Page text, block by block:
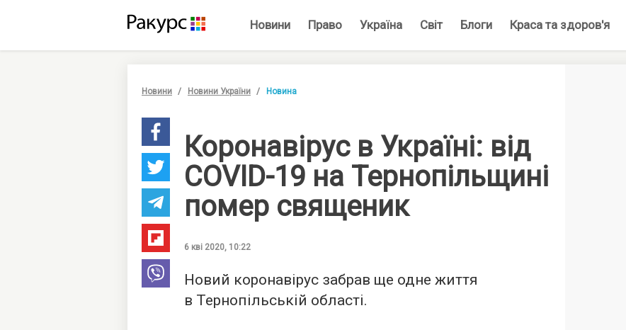
Новини Право Україна Світ Блоги Краса та здоров'я
Новини Новини України Новина
Коронавірус в Україні: від
COVID-19 на Тернопільщині
помер священик
6 кві 2020, 10:22
Новий коронавірус забрав ще одне життя
в Тернопільській області.